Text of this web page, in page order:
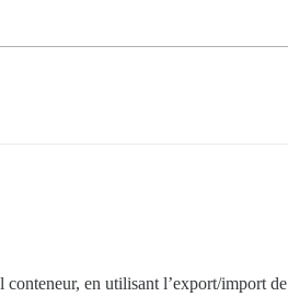
conteneur, en utilisant l’export/import de